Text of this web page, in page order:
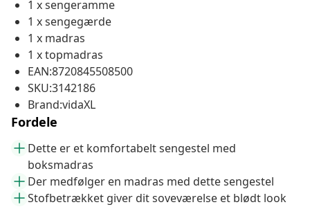
1 x sengeramme
1 x sengegærde
1 x madras
1 x topmadras
EAN:8720845508500
SKU:3142186
Brand:vidaXL
Fordele
Dette er et komfortabelt sengestel med
boksmadras
Der medfølger en madras med dette sengestel
Stofbetrækket giver dit soveværelse et blødt look